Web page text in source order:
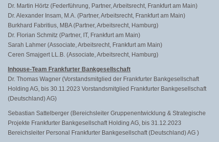
Dr. Martin Hörtz (Federführung, Partner, Arbeitsrecht, Frankfurt am Main)
Dr. Alexander Insam, M.A. (Partner, Arbeitsrecht, Frankfurt am Main)
Burkhard Fabritius, MBA (Partner, Arbeitsrecht, Hamburg)
Dr. Florian Schmitz (Partner, IT, Frankfurt am Main)
Sarah Lahmer (Associate, Arbeitsrecht, Frankfurt am Main)
Ceren Smajgert LL.B. (Associate, Arbeitsrecht, Hamburg)
Inhouse-Team Frankfurter Bankgesellschaft
Dr. Thomas Wagner (Vorstandsmitglied der Frankfurter Bankgesellschaft
Holding AG, bis 30.11.2023 Vorstandsmitglied Frankfurter Bankgesellschaft
(Deutschland) AG)
Sebastian Sattelberger (Bereichsleiter Gruppenentwicklung & Strategische
Projekte Frankfurter Bankgesellschaft Holding AG, bis 31.12.2023
Bereichsleiter Personal Frankfurter Bankgesellschaft (Deutschland) AG )